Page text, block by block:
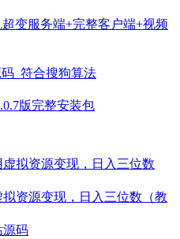
变服务端+完整客户端+视频
_符合搜狗算法
版完整安装包
资源变现，日入三位数（教